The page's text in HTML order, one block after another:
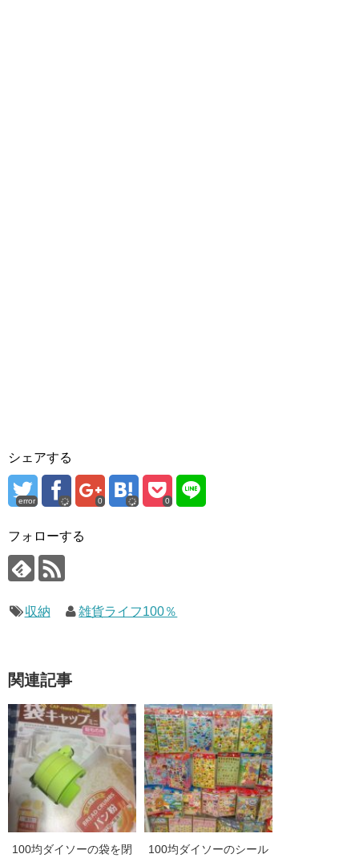
シェアする
error 0 0
フォローする
収納 雑貨ライフ100％
関連記事
100均ダイソーの袋を閉
100均ダイソーのシール